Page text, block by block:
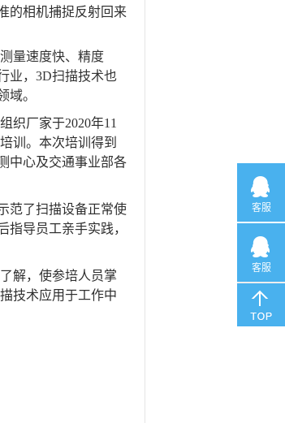
的相机捕捉反射回来
量速度快、精度
业，3D扫描技术也
域。
织厂家于2020年11
训。本次培训得到
中心及交通事业部各
范了扫描设备正常使
导员工亲手实践，
解，使参培人员掌
技术应用于工作中
客服
客服